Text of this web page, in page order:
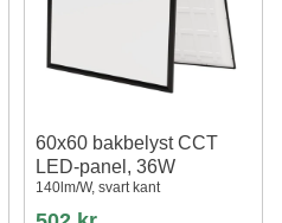
60x60 bakbelyst CCT
LED-panel, 36W
140lm/W, svart kant